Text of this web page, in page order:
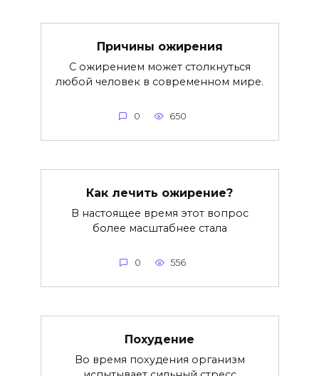
Причины ожирения
С ожирением может столкнуться
любой человек в современном мире.
0 650
Как лечить ожирение?
В настоящее время этот вопрос
более масштабнее стала
0 556
Похудение
Во время похудения организм